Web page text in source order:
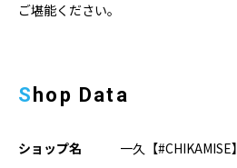
ご堪能ください。
Shop Data
ショップ名 一久【#CHIKAMISE】